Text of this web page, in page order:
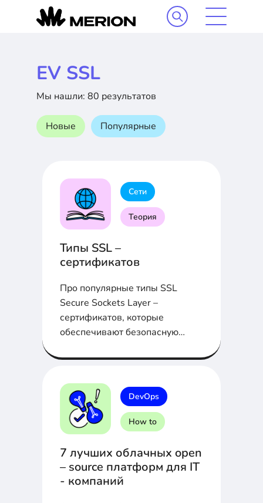
EV SSL
Мы нашли: 80 результатов
Новые Популярные
Сети
Теория
Типы SSL –
сертификатов
Про популярные типы SSL
Secure Sockets Layer –
сертификатов, которые
обеспечивают безопасную
DevOps
How to
7 лучших облачных open
– source платформ для IT
- компаний